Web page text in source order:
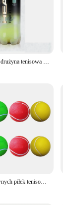
Profesjonalna drużyna tenisowa 4B 3 Tour X piłka treningowa T 3B profesjonalne piłki meczowe o wysokiej elastyczności wytrzymałe eksesice
8 szt. Kreatywnych piłek tenisowych Piłki tenisowe do ćwiczeń Sportowe piłki tenisowe PU Piłki do gry (2 szt. Żółte, 2 szt. Czerwone, 2 szt. Niebieskie, 2 szt.